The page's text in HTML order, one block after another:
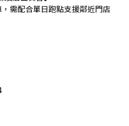
，需配合單日跑點支援鄰近門店